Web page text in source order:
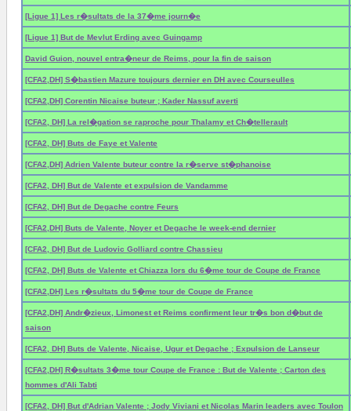
[Ligue 1] Les r�sultats de la 37�me journ�e
[Ligue 1] But de Mevlut Erding avec Guingamp
David Guion, nouvel entra�neur de Reims, pour la fin de saison
[CFA2,DH] S�bastien Mazure toujours dernier en DH avec Courseulles
[CFA2,DH] Corentin Nicaise buteur ; Kader Nassuf averti
[CFA2, DH] La rel�gation se raproche pour Thalamy et Ch�tellerault
[CFA2, DH] Buts de Faye et Valente
[CFA2,DH] Adrien Valente buteur contre la r�serve st�phanoise
[CFA2, DH] But de Valente et expulsion de Vandamme
[CFA2, DH] But de Degache contre Feurs
[CFA2,DH] Buts de Valente, Noyer et Degache le week-end dernier
[CFA2, DH] But de Ludovic Golliard contre Chassieu
[CFA2, DH] Buts de Valente et Chiazza lors du 6�me tour de Coupe de France
[CFA2,DH] Les r�sultats du 5�me tour de Coupe de France
[CFA2,DH] Andr�zieux, Limonest et Reims confirment leur tr�s bon d�but de
saison
[CFA2, DH] Buts de Valente, Nicaise, Ugur et Degache ; Expulsion de Lanseur
[CFA2,DH] R�sultats 3�me tour Coupe de France : But de Valente ; Carton des
hommes d'Ali Tabti
[CFA2, DH] But d'Adrian Valente ; Jody Viviani et Nicolas Marin leaders avec Toulon